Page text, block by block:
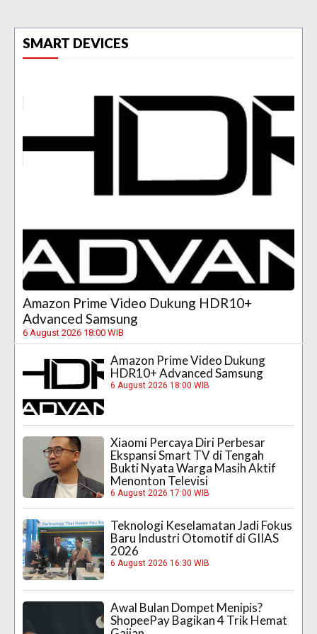
SMART DEVICES
Amazon Prime Video Dukung HDR10+
Advanced Samsung
6 August 2026 18:00 WIB
Amazon Prime Video Dukung
HDR10+ Advanced Samsung
6 August 2026 18:00 WIB
Xiaomi Percaya Diri Perbesar
Ekspansi Smart TV di Tengah
Bukti Nyata Warga Masih Aktif
Menonton Televisi
6 August 2026 17:00 WIB
Teknologi Keselamatan Jadi Fokus
Baru Industri Otomotif di GIIAS
2026
6 August 2026 16:30 WIB
Awal Bulan Dompet Menipis?
ShopeePay Bagikan 4 Trik Hemat